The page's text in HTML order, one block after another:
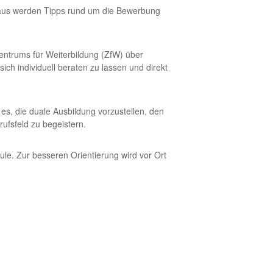
werden Tipps rund um die Bewerbung
für Weiterbildung (ZfW) über
individuell beraten zu lassen und direkt
die duale Ausbildung vorzustellen, den
zu begeistern.
Zur besseren Orientierung wird vor Ort